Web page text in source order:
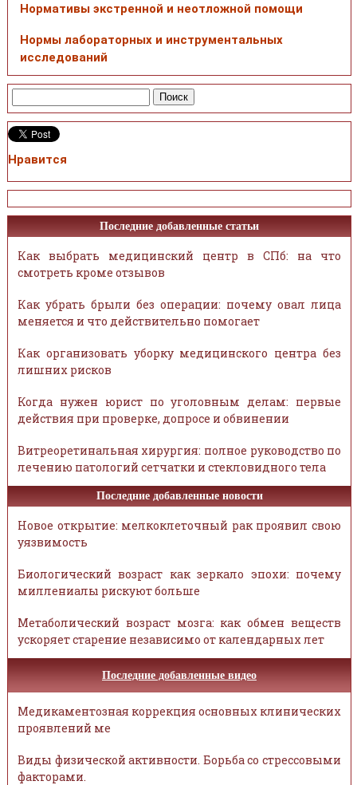
Нормативы экстренной и неотложной помощи
Нормы лабораторных и инструментальных
исследований
Нравится
Последние добавленные статьи
Как выбрать медицинский центр в СПб: на что
смотреть кроме отзывов
Как убрать брыли без операции: почему овал лица
меняется и что действительно помогает
Как организовать уборку медицинского центра без
лишних рисков
Когда нужен юрист по уголовным делам: первые
действия при проверке, допросе и обвинении
Витреоретинальная хирургия: полное руководство по
лечению патологий сетчатки и стекловидного тела
Последние добавленные новости
Новое открытие: мелкоклеточный рак проявил свою
уязвимость
Биологический возраст как зеркало эпохи: почему
миллениалы рискуют больше
Метаболический возраст мозга: как обмен веществ
ускоряет старение независимо от календарных лет
Последние добавленные видео
Медикаментозная коррекция основных клинических
проявлений ме
Виды физической активности. Борьба со стрессовыми
факторами.